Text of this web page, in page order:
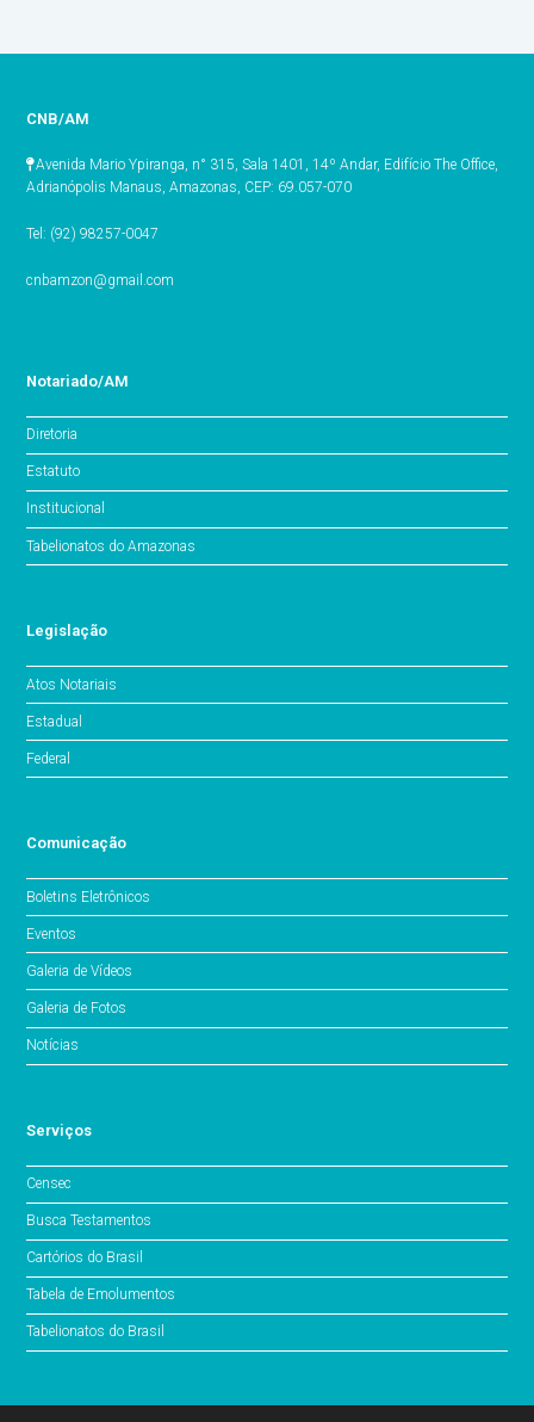
CNB/AM
Avenida Mario Ypiranga, n° 315, Sala 1401, 14º Andar, Edifício The Office,
Adrianópolis Manaus, Amazonas, CEP: 69.057-070
Tel: (92) 98257-0047
cnbamzon@gmail.com
Notariado/AM
Diretoria
Estatuto
Institucional
Tabelionatos do Amazonas
Legislação
Atos Notariais
Estadual
Federal
Comunicação
Boletins Eletrônicos
Eventos
Galeria de Vídeos
Galeria de Fotos
Notícias
Serviços
Censec
Busca Testamentos
Cartórios do Brasil
Tabela de Emolumentos
Tabelionatos do Brasil